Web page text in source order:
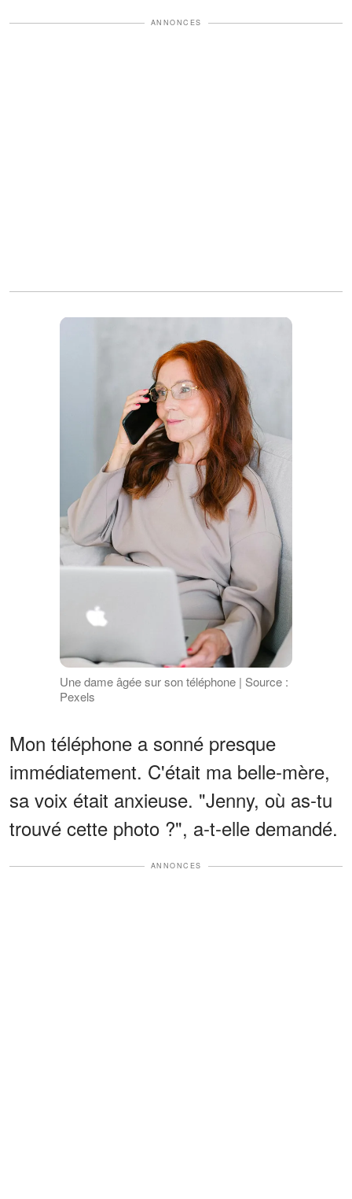
ANNONCES
Une dame âgée sur son téléphone | Source :
Pexels
Mon téléphone a sonné presque
immédiatement. C'était ma belle-mère,
sa voix était anxieuse. "Jenny, où as-tu
trouvé cette photo ?", a-t-elle demandé.
ANNONCES